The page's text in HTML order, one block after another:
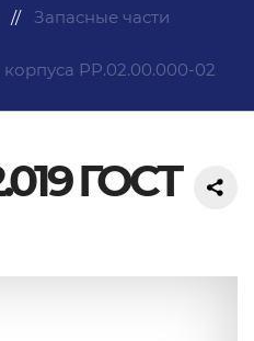
Запасные части
корпуса РР.02.00.000-02
ГОСТ